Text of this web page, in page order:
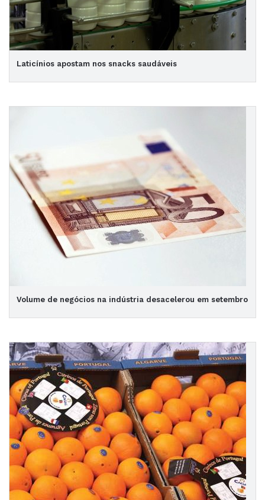
Laticínios apostam nos snacks saudáveis
Volume de negócios na indústria desacelerou em setembro